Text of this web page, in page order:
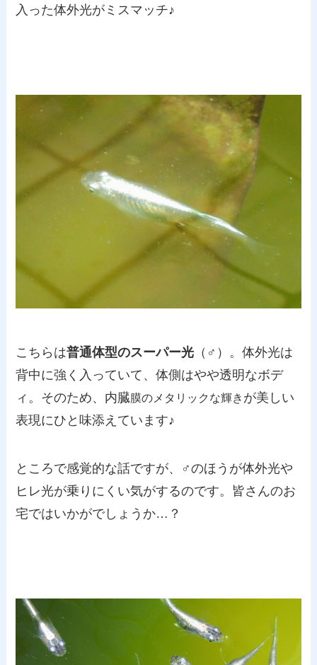
入った体外光がミスマッチ♪
こちらは普通体型のスーパー光 （♂）。体外光は
背中に強く入っていて、体側はやや透明なボデ
ィ。そのため、内臓膜のメタリックな輝き が美しい
表現にひと味添えています♪
ところで感覚的な話ですが、♂のほうが体外光や
ヒレ光が乗りにくい気がするのです。皆さんのお
宅ではいかがでしょうか…？